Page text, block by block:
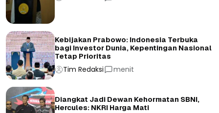
Kebijakan Prabowo: Indonesia Terbuka
bagi Investor Dunia, Kepentingan Nasional
Tetap Prioritas
Tim Redaksi menit
Diangkat Jadi Dewan Kehormatan SBNI,
Hercules: NKRI Harga Mati